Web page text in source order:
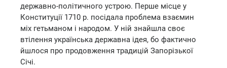
державно-політичного устрою. Перше місце у
Конституції 1710 р. посідала проблема взаємин
міх гетьманом і народом. У ній знайшла своє
втілення українська державна ідея, бо фактично
йшлося про продовження традицій Запорізької
Січі.